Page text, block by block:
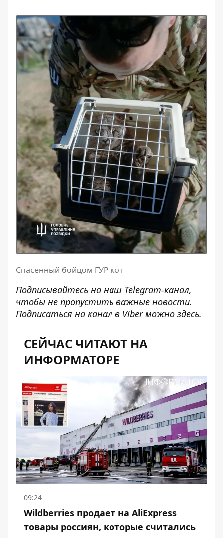
Спасенный бойцом ГУР кот
Подписывайтесь на наш Telegram-канал,
чтобы не пропустить важные новости.
Подписаться на канал в Viber можно здесь.
СЕЙЧАС ЧИТАЮТ НА
ИНФОРМАТОРЕ
09:24
Wildberries продает на AliExpress
товары россиян, которые считались